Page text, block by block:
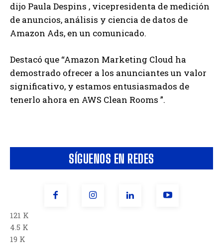
SÍGUENOS EN REDES
121 K
4.5 K
19 K
dijo Paula Despins , vicepresidenta de medición
de anuncios, análisis y ciencia de datos de
Amazon Ads, en un comunicado.
Destacó que “Amazon Marketing Cloud ha
demostrado ofrecer a los anunciantes un valor
significativo, y estamos entusiasmados de
tenerlo ahora en AWS Clean Rooms ”.